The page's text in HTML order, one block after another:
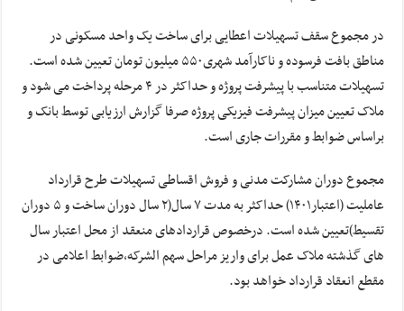
در مجموع سقف تسهیلات اعطایی برای ساخت یک واحد مسکونی در
مناطق بافت فرسوده و ناکارآمد شهری۵۵۰ میلیون تومان تعیین شده است.
تسهیلات متناسب با پیشرفت پروژه و حداکثر در ۴ مرحله پرداخت می شود و
ملاک تعیین میزان پیشرفت فیزیکی پروژه صرفا گزارش ارزیابی توسط بانک و
براساس ضوابط و مقررات جاری است.
مجموع دوران مشارکت مدنی و فروش اقساطی تسهیلات طرح قرارداد
عاملیت (اعتبار۱۴۰۱) حداکثر به مدت ۷ سال(۲ سال دوران ساخت و ۵ دوران
تقسیط)تعیین شده است. درخصوص قراردادهای منعقد از محل اعتبار سال
های گذشته ملاک عمل برای واریز مراحل سهم الشرکه،ضوابط اعلامی در
مقطع انعقاد قرارداد خواهد بود.